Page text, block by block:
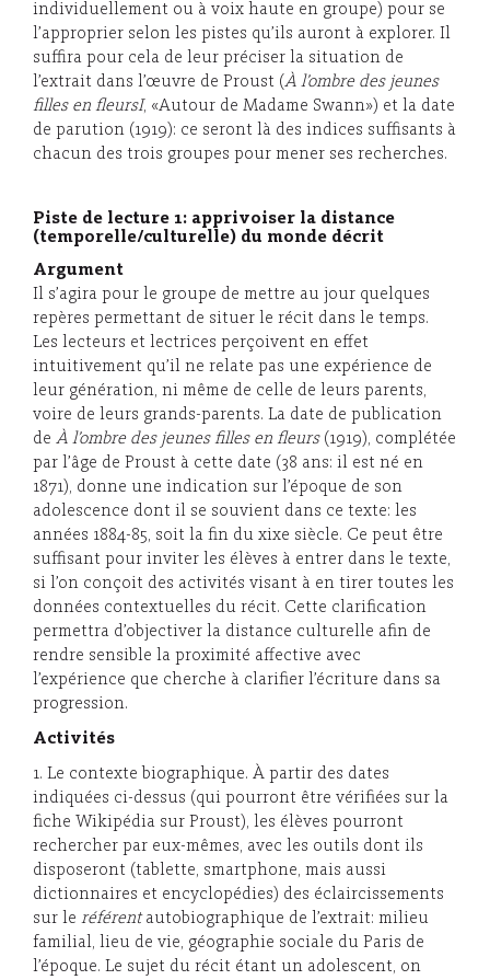
individuellement ou à voix haute en groupe) pour se
l’approprier selon les pistes qu’ils auront à explorer. Il
suffira pour cela de leur préciser la situation de
l’extrait dans l’œuvre de Proust (À l’ombre des jeunes
filles en fleursI, «Autour de Madame Swann») et la date
de parution (1919): ce seront là des indices suffisants à
chacun des trois groupes pour mener ses recherches.
Piste de lecture 1: apprivoiser la distance
(temporelle/culturelle) du monde décrit
Argument
Il s’agira pour le groupe de mettre au jour quelques
repères permettant de situer le récit dans le temps.
Les lecteurs et lectrices perçoivent en effet
intuitivement qu’il ne relate pas une expérience de
leur génération, ni même de celle de leurs parents,
voire de leurs grands-parents. La date de publication
de À l’ombre des jeunes filles en fleurs(1919), complétée
par l’âge de Proust à cette date (38 ans: il est né en
1871), donne une indication sur l’époque de son
adolescence dont il se souvient dans ce texte: les
années 1884-85, soit la fin du xixe siècle. Ce peut être
suffisant pour inviter les élèves à entrer dans le texte,
si l’on conçoit des activités visant à en tirer toutes les
données contextuelles du récit. Cette clarification
permettra d’objectiver la distance culturelle afin de
rendre sensible la proximité affective avec
l’expérience que cherche à clarifier l’écriture dans sa
progression.
Activités
1. Le contexte biographique. À partir des dates
indiquées ci-dessus (qui pourront être vérifiées sur la
fiche Wikipédia sur Proust), les élèves pourront
rechercher par eux-mêmes, avec les outils dont ils
disposeront (tablette, smartphone, mais aussi
dictionnaires et encyclopédies) des éclaircissements
sur le référentautobiographique de l’extrait: milieu
familial, lieu de vie, géographie sociale du Paris de
l’époque. Le sujet du récit étant un adolescent, on